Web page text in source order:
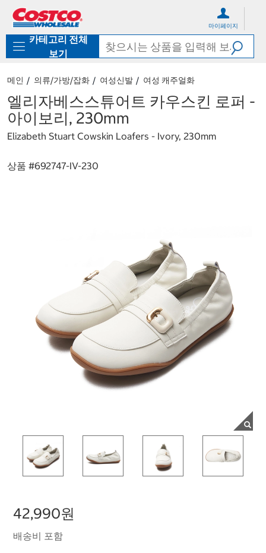
로
기
가
마이페이지
카테고리 전체
보기
메인 의류/가방/잡화 여성신발 여성 캐주얼화
엘리자베스스튜어트 카우스킨 로퍼 -
아이보리, 230mm
Elizabeth Stuart Cowskin Loafers - Ivory, 230mm
상품 #692747-IV-230
42,990원
배송비 포함